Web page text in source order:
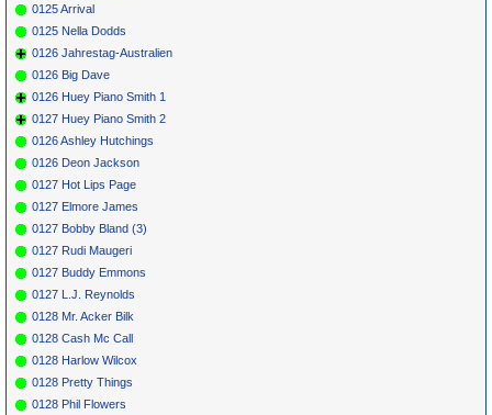
0125 Arrival
0125 Nella Dodds
0126 Jahrestag-Australien
0126 Big Dave
0126 Huey Piano Smith 1
0127 Huey Piano Smith 2
0126 Ashley Hutchings
0126 Deon Jackson
0127 Hot Lips Page
0127 Elmore James
0127 Bobby Bland (3)
0127 Rudi Maugeri
0127 Buddy Emmons
0127 L.J. Reynolds
0128 Mr. Acker Bilk
0128 Cash Mc Call
0128 Harlow Wilcox
0128 Pretty Things
0128 Phil Flowers